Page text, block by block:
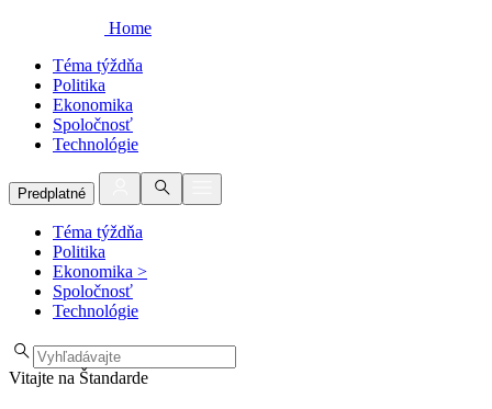
Home
Téma týždňa
Politika
Ekonomika
Spoločnosť
Technológie
Predplatné
Téma týždňa
Politika
Ekonomika >
Spoločnosť
Technológie
Vitajte na Štandarde